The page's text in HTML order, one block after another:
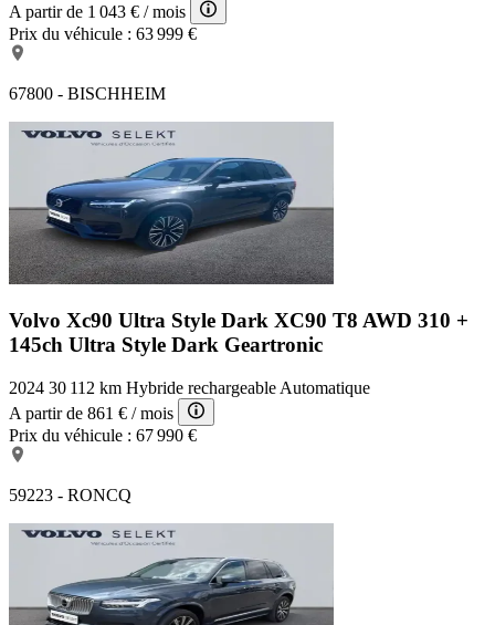
A partir de 1 043 € / mois
Prix du véhicule : 63 999 €
67800 - BISCHHEIM
Volvo Xc90 Ultra Style Dark XC90 T8 AWD 310 +
145ch Ultra Style Dark Geartronic
2024 30 112 km Hybride rechargeable Automatique
A partir de 861 € / mois
Prix du véhicule : 67 990 €
59223 - RONCQ